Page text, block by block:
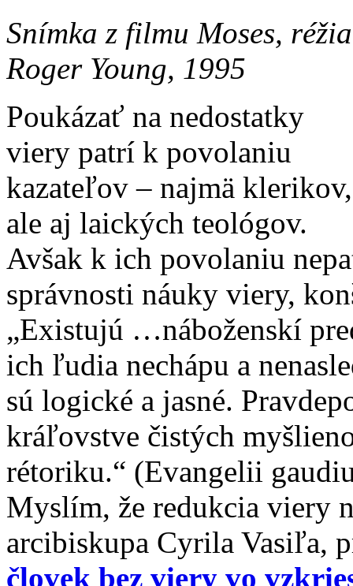
Snímka z filmu Moses,
Roger Young, 1995
Poukázať na nedostatky
viery patrí k povolaniu
kazateľov – najmä klerikov,
ale aj laických teológov.
Avšak k ich povolaniu
správnosti náuky viery,
„Existujú …náboženskí
ich ľudia nechápu a
sú logické a jasné.
kráľovstve čistých
rétoriku.“ (Evangelii
Myslím, že redukcia viery
arcibiskupa Cyrila Vasiľa,
človek bez viery vo